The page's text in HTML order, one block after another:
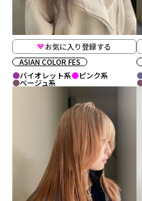
お気に入り登録する
ASIAN COLOR FES
バイオレット系
ピンク系
ベージュ系